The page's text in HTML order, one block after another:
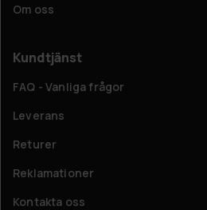
Om oss
Kundtjänst
FAQ - Vanliga frågor
Leverans
Returer
Reklamationer
Kontakta oss